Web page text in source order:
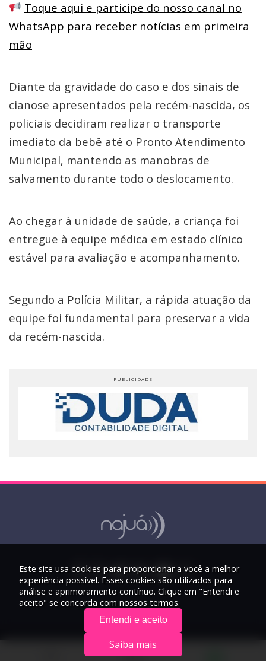
Toque aqui e participe do nosso canal no
WhatsApp para receber notícias em primeira
mão
Diante da gravidade do caso e dos sinais de
cianose apresentados pela recém-nascida, os
policiais decidiram realizar o transporte
imediato da bebê até o Pronto Atendimento
Municipal, mantendo as manobras de
salvamento durante todo o deslocamento.
Ao chegar à unidade de saúde, a criança foi
entregue à equipe médica em estado clínico
estável para avaliação e acompanhamento.
Segundo a Polícia Militar, a rápida atuação da
equipe foi fundamental para preservar a vida
da recém-nascida.
© 2026 Rádio Najuá - Todos os direitos reservados.
Este site usa cookies para proporcionar a você a melhor
experiência possível. Esses cookies são utilizados para
análise e aprimoramento contínuo. Clique em "Entendi e
aceito" se concorda com nossos termos.
Entendi e aceito
Saiba mais